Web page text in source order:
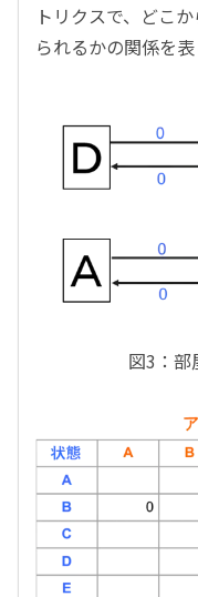
トリクスで、どこ
られるかの関係を表
図3：部